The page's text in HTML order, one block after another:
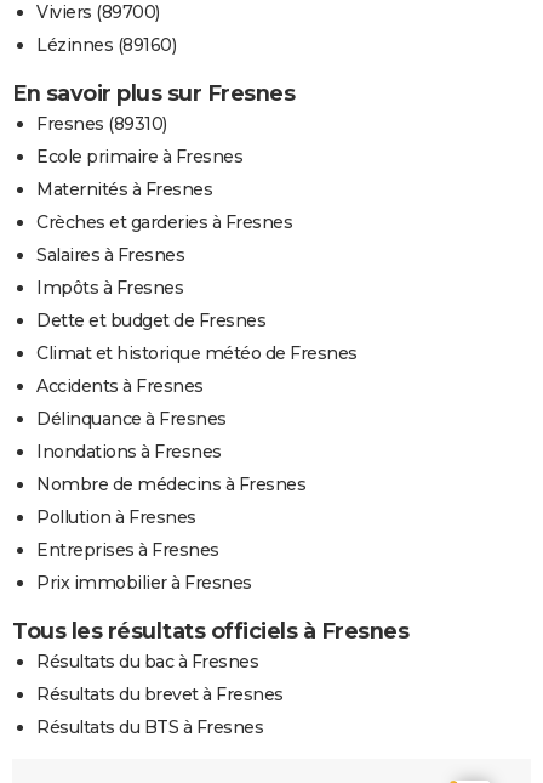
Viviers (89700)
Lézinnes (89160)
En savoir plus sur Fresnes
Fresnes (89310)
Ecole primaire à Fresnes
Maternités à Fresnes
Crèches et garderies à Fresnes
Salaires à Fresnes
Impôts à Fresnes
Dette et budget de Fresnes
Climat et historique météo de Fresnes
Accidents à Fresnes
Délinquance à Fresnes
Inondations à Fresnes
Nombre de médecins à Fresnes
Pollution à Fresnes
Entreprises à Fresnes
Prix immobilier à Fresnes
Tous les résultats officiels à Fresnes
Résultats du bac à Fresnes
Résultats du brevet à Fresnes
Résultats du BTS à Fresnes